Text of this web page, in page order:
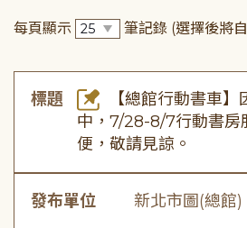
每頁顯示 筆記錄 (選擇後將
標題
【總館行動書車】
中，7/28-8/7行動書房
便，敬請見諒。
發布單位 新北市圖(總館)